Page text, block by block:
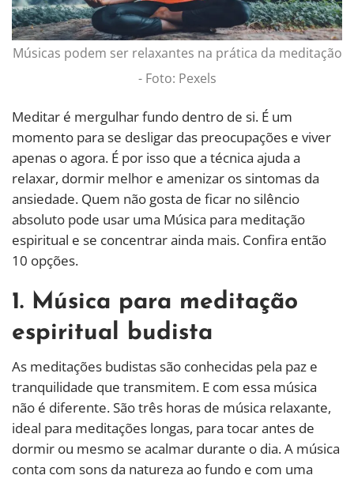
Músicas podem ser relaxantes na prática da meditação
- Foto: Pexels
Meditar é mergulhar fundo dentro de si. É um
momento para se desligar das preocupações e viver
apenas o agora. É por isso que a técnica ajuda a
relaxar, dormir melhor e amenizar os sintomas da
ansiedade. Quem não gosta de ficar no silêncio
absoluto pode usar uma Música para meditação
espiritual e se concentrar ainda mais. Confira então
10 opções.
1. Música para meditação
espiritual budista
As meditações budistas são conhecidas pela paz e
tranquilidade que transmitem. E com essa música
não é diferente. São três horas de música relaxante,
ideal para meditações longas, para tocar antes de
dormir ou mesmo se acalmar durante o dia. A música
conta com sons da natureza ao fundo e com uma